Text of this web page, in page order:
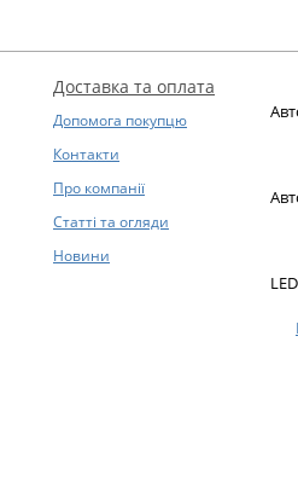
Доставка та оплата
Допомога покупцю
Контакти
Про компанії
Статті та огляди
Новини